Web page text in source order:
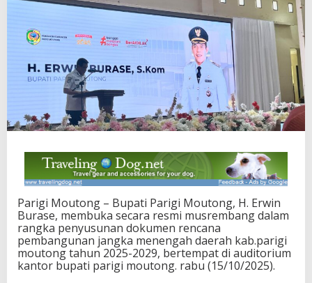
u
o
n
M
u
a
k
a
M
u
s
a
w
a
r
a
h
Parigi Moutong – Bupati Parigi Moutong, H. Erwin
Burase, membuka secara resmi musrembang dalam
rangka penyusunan dokumen rencana
pembangunan jangka menengah daerah kab.parigi
moutong tahun 2025-2029, bertempat di auditorium
kantor bupati parigi moutong. rabu (15/10/2025).